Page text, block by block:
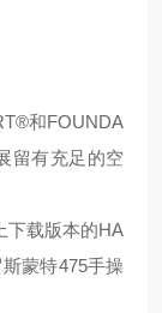
和FOUNDA
留有充足的空
下载版本的HA
蒙特475手操